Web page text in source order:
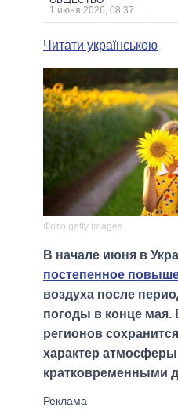
МЭРЫ
ВСЕ ПЕРСОНЫ
1 июня 2026, 08:37
Читати українською
Фото getty images
В начале июня в
постепенное
воздуха после
погоды в конце мая.
регионов
характер
кратковременными